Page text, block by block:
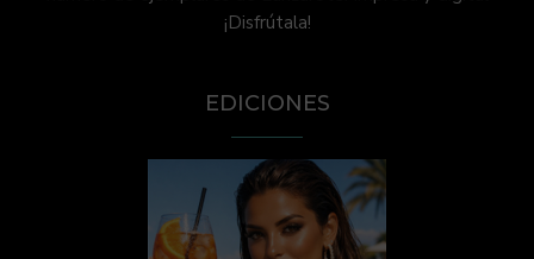
¡Disfrútala!
EDICIONES